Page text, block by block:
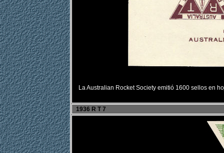
La Australian Rocket Society emitió 1600 sellos en
1936 R T 7